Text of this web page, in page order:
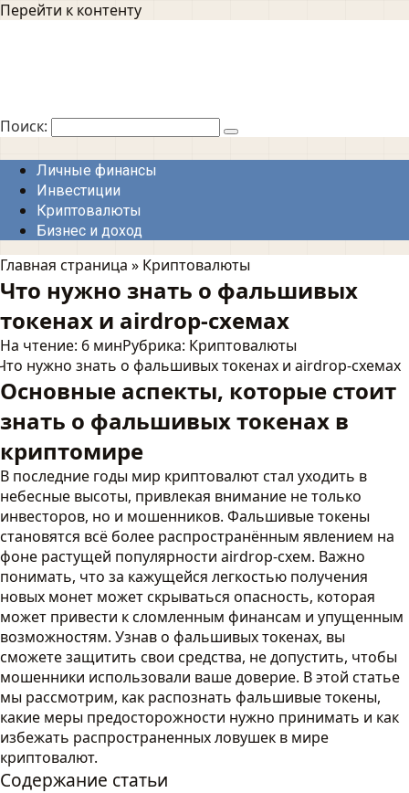
Перейти к контенту
Поиск:
Личные финансы
Инвестиции
Криптовалюты
Бизнес и доход
Главная страница » Криптовалюты
Что нужно знать о фальшивых
токенах и airdrop-схемах
На чтение: 6 минРубрика: Криптовалюты
Основные аспекты, которые стоит
знать о фальшивых токенах в
криптомире
В последние годы мир криптовалют стал уходить в
небесные высоты, привлекая внимание не только
инвесторов, но и мошенников. Фальшивые токены
становятся всё более распространённым явлением на
фоне растущей популярности аirdrop-схем. Важно
понимать, что за кажущейся легкостью получения
новых монет может скрываться опасность, которая
может привести к сломленным финансам и упущенным
возможностям. Узнав о фальшивых токенах, вы
сможете защитить свои средства, не допустить, чтобы
мошенники использовали ваше доверие. В этой статье
мы рассмотрим, как распознать фальшивые токены,
какие меры предосторожности нужно принимать и как
избежать распространенных ловушек в мире
криптовалют.
Содержание статьи